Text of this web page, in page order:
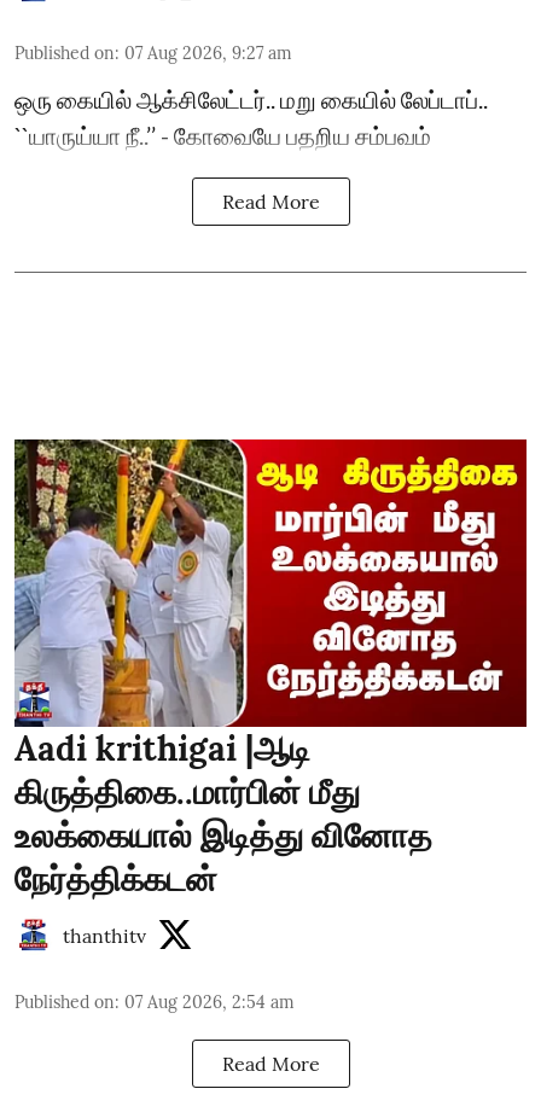
Published on: 07 Aug 2026, 9:27 am
ஒரு கையில் ஆக்சிலேட்டர்.. மறு கையில் லேப்டாப்..
``யாருய்யா நீ..’’ - கோவையே பதறிய சம்பவம்
Read More
Aadi krithigai |ஆடி
கிருத்திகை..மார்பின் மீது
உலக்கையால் இடித்து வினோத
நேர்த்திக்கடன்
thanthitv
Published on: 07 Aug 2026, 2:54 am
Read More